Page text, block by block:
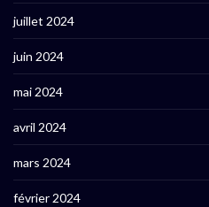
juillet 2024
juin 2024
mai 2024
avril 2024
mars 2024
février 2024